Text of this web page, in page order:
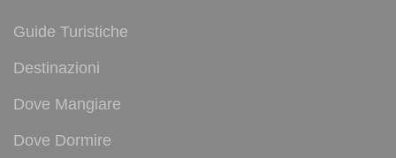
Guide Turistiche
Destinazioni
Dove Mangiare
Dove Dormire